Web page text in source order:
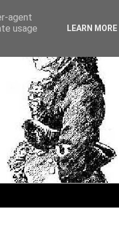
agent
usage
LEARN MORE